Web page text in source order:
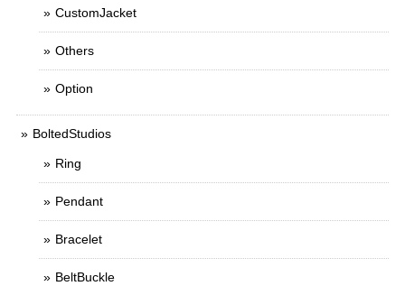
CustomJacket
Others
Option
BoltedStudios
Ring
Pendant
Bracelet
BeltBuckle